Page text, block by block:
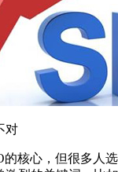
对
核心，但很多人选